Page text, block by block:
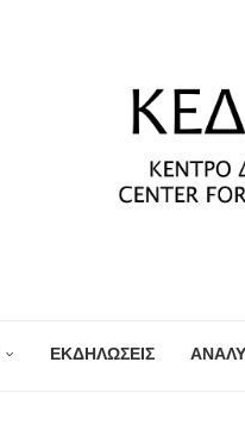
ΕΚΔΗΛΩΣΕΙΣ